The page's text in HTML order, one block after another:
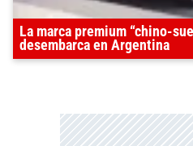
La marca premium “chino-
desembarca en Argentina